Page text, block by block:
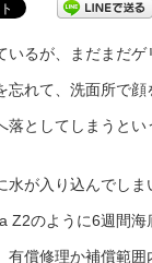
いるが、まだまだ
忘れて、洗面所で
落としてしまうと
水が入り込んでし
Z2のように6週間
有償修理か補償範